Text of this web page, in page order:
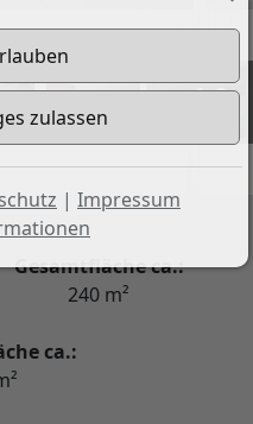
+19
Gesamtfläche ca.:
240 m²
ca.:
| Impressum